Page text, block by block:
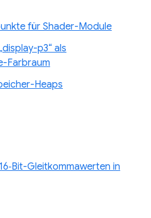
für Shader-Module
p3“ als
Farbraum
Heaps
Gleitkommawerten in